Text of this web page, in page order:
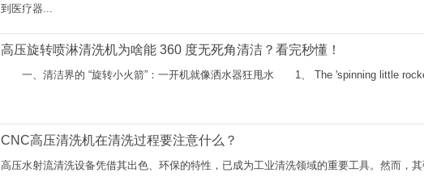
到医疗器...
高压旋转喷淋清洗机为啥能 360 度无死角清洁？看完秒懂！
一、清洁界的 “旋转小火箭”：一开机就像洒水器狂甩水 1、 The 'spinning little
CNC高压清洗机在清洗过程要注意什么？
高压水射流清洗设备凭借其出色、环保的特性，已成为工业清洗领域的重要工具。然而，